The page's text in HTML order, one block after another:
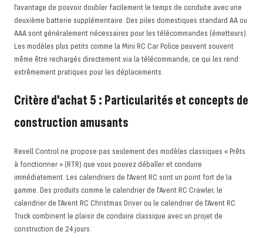
l'avantage de pouvoir doubler facilement le temps de conduite avec une
deuxième batterie supplémentaire. Des piles domestiques standard AA ou
AAA sont généralement nécessaires pour les télécommandes (émetteurs).
Les modèles plus petits comme la Mini RC Car Police peuvent souvent
même être rechargés directement via la télécommande, ce qui les rend
extrêmement pratiques pour les déplacements.
Critère d'achat 5 : Particularités et concepts de
construction amusants
Revell Control ne propose pas seulement des modèles classiques « Prêts
à fonctionner » (RTR) que vous pouvez déballer et conduire
immédiatement. Les calendriers de l'Avent RC sont un point fort de la
gamme. Des produits comme le calendrier de l'Avent RC Crawler, le
calendrier de l'Avent RC Christmas Driver ou le calendrier de l'Avent RC
Truck combinent le plaisir de conduire classique avec un projet de
construction de 24 jours.